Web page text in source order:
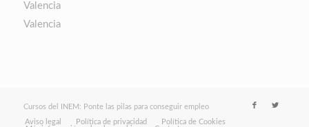
Valencia
Valencia
Cursos del INEM: Ponte las pilas para conseguir empleo
Aviso legal
Política de privacidad
Política de Cookies